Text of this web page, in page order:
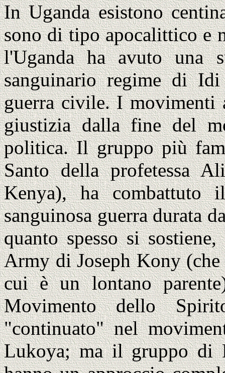
In Uganda esistono
sono di tipo apocalittico e
l'Uganda ha avuto una
sanguinario regime di
guerra civile. I movimenti
giustizia dalla fine del
politica. Il gruppo più
Santo della profetessa
Kenya), ha
sanguinosa guerra durata
quanto spesso si
Army di Joseph Kony
cui è un lontano
Movimento dello
"continuato" nel
Lukoya; ma il gruppo di